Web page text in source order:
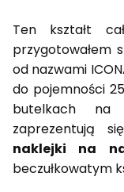
Ten kształt
przygotowałem
od nazwami
do pojemności
butelkach na
zaprezentują
naklejki na
beczułkowatym